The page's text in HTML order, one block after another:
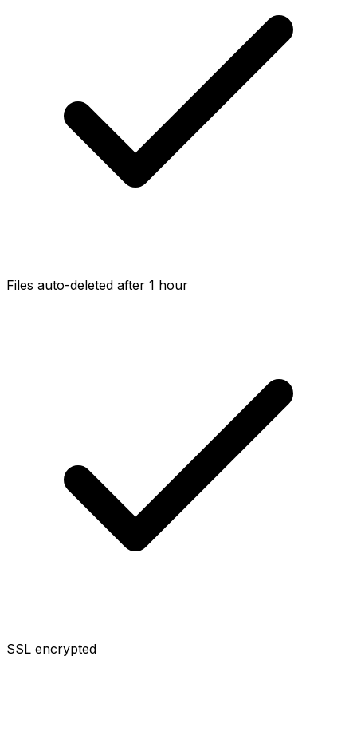
Files auto-deleted after 1 hour
SSL encrypted